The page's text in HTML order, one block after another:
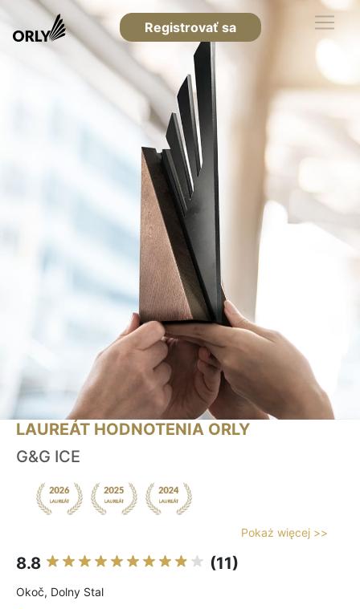
Registrovať sa
LAUREÁT HODNOTENIA ORLY
G&G ICE
Pokaż więcej >>
8.8 (11)
Okoč, Dolny Stal